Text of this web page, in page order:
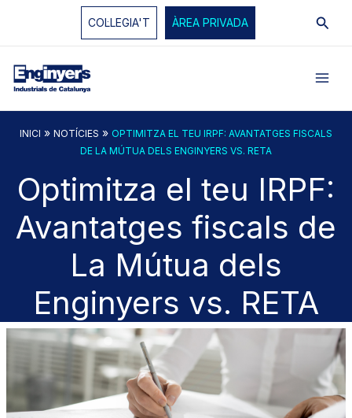
COL·LEGIA'T ÀREA PRIVADA
INICI » NOTÍCIES » OPTIMITZA EL TEU IRPF: AVANTATGES FISCALS
DE LA MÚTUA DELS ENGINYERS VS. RETA
Optimitza el teu IRPF:
Avantatges fiscals de
La Mútua dels
Enginyers vs. RETA